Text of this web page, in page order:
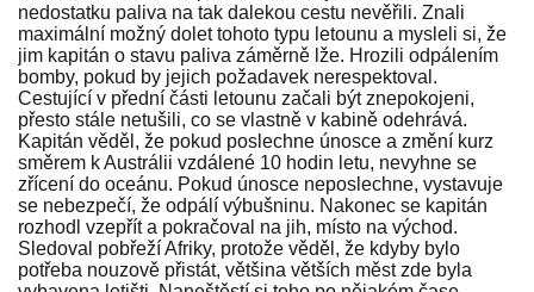
nedostatku paliva na tak dalekou cestu nevěřili. Znali
maximální možný dolet tohoto typu letounu a mysleli si, že
jim kapitán o stavu paliva záměrně lže. Hrozili odpálením
bomby, pokud by jejich požadavek nerespektoval.
Cestující v přední části letounu začali být znepokojeni,
přesto stále netušili, co se vlastně v kabině odehrává.
Kapitán věděl, že pokud poslechne únosce a změní kurz
směrem k Austrálii vzdálené 10 hodin letu, nevyhne se
zřícení do oceánu. Pokud únosce neposlechne, vystavuje
se nebezpečí, že odpálí výbušninu. Nakonec se kapitán
rozhodl vzepřít a pokračoval na jih, místo na východ.
Sledoval pobřeží Afriky, protože věděl, že kdyby bylo
potřeba nouzově přistát, většina větších měst zde byla